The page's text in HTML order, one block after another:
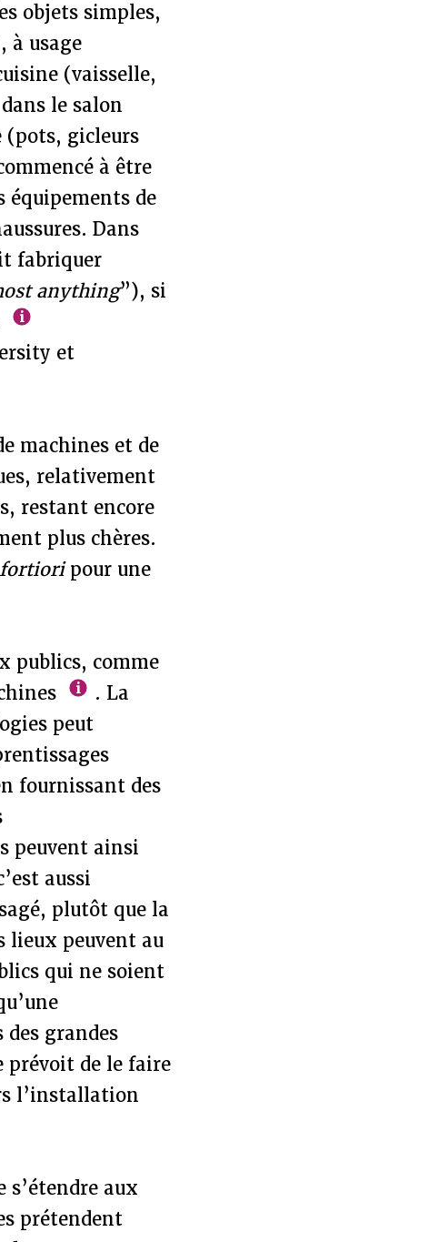
objets simples,
à usage
(vaisselle,
le salon
(pots, gicleurs
à être
équipements de
Dans
fabriquer
anything”), si
et
machines et de
relativement
restant encore
plus chères.
pour une
publics, comme
. La
peut
fournissant des
peuvent ainsi
aussi
plutôt que la
lieux peuvent au
qui ne soient
grandes
prévoit de le faire
l’installation
s’étendre aux
prétendent